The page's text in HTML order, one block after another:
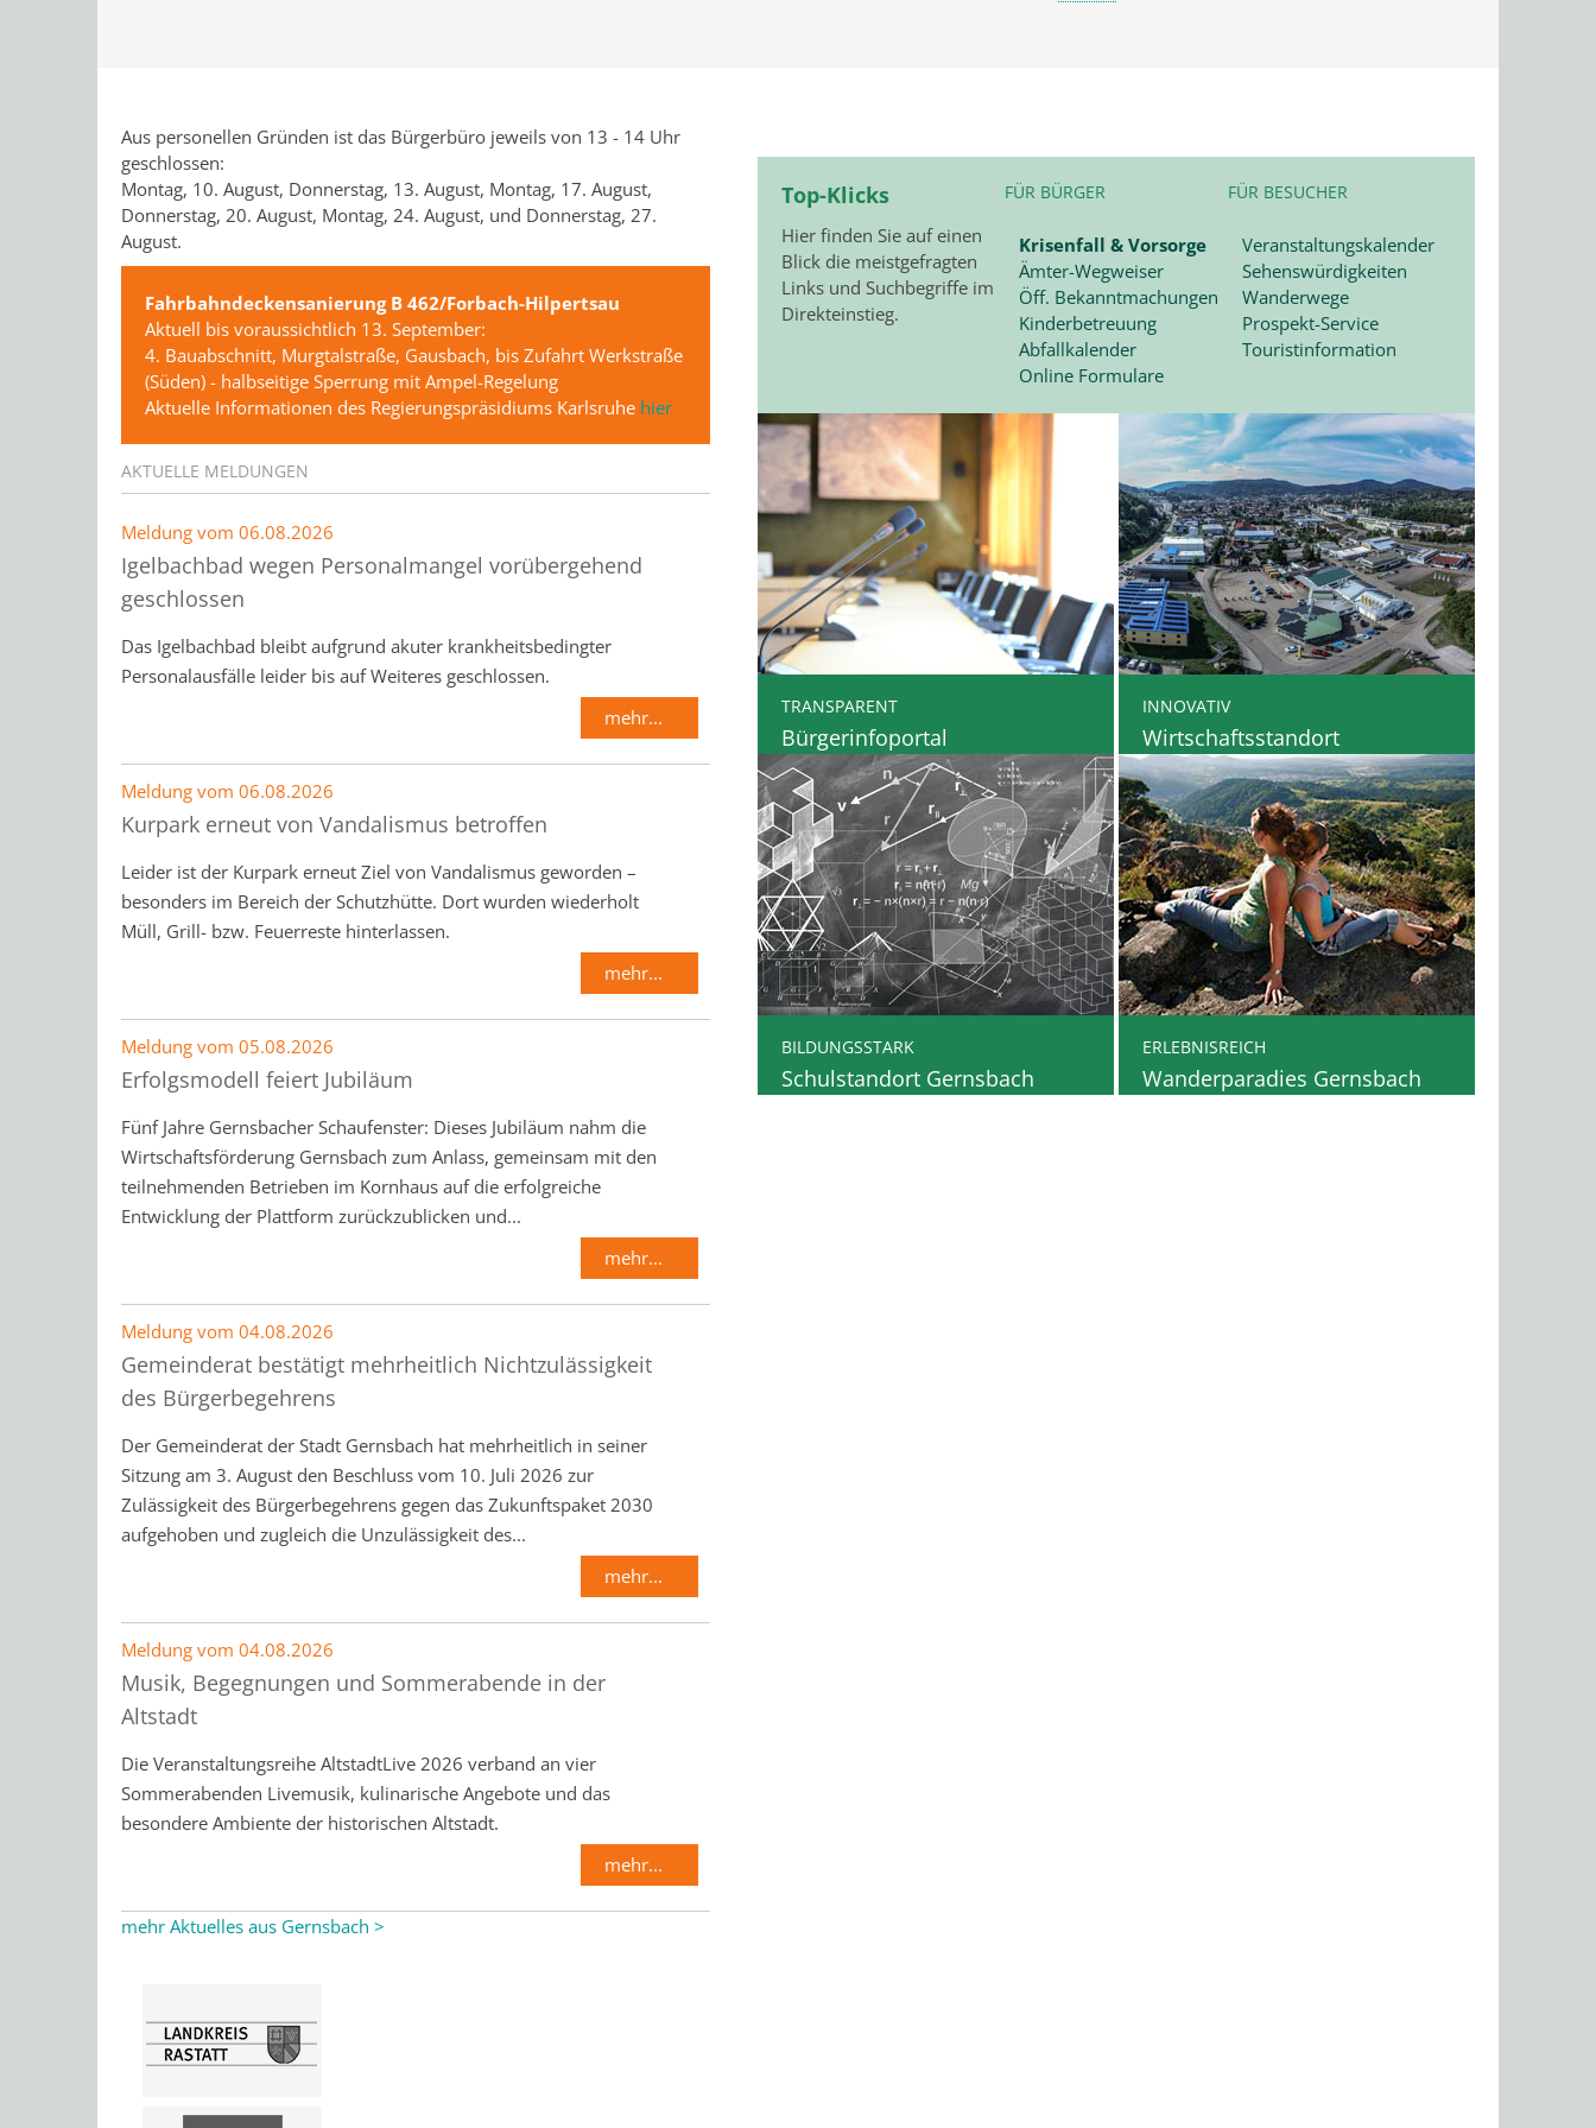
Quelle: Zweckverband Im Tal der Murg
Aus personellen Gründen ist das Bürgerbüro jeweils von 13 - 14 Uhr
geschlossen:
Montag, 10. August, Donnerstag, 13. August, Montag, 17. August,
Donnerstag, 20. August, Montag, 24. August, und Donnerstag, 27.
August.
Fahrbahndeckensanierung B 462/Forbach-Hilpertsau
Aktuell bis voraussichtlich 13. September:
4. Bauabschnitt, Murgtalstraße, Gausbach, bis Zufahrt Werkstraße
(Süden) - halbseitige Sperrung mit Ampel-Regelung
Aktuelle Informationen des Regierungspräsidiums Karlsruhe hier
AKTUELLE MELDUNGEN
Meldung vom 06.08.2026
Igelbachbad wegen Personalmangel vorübergehend
geschlossen
Das Igelbachbad bleibt aufgrund akuter krankheitsbedingter
Personalausfälle leider bis auf Weiteres geschlossen.
mehr...
Meldung vom 06.08.2026
Kurpark erneut von Vandalismus betroffen
Leider ist der Kurpark erneut Ziel von Vandalismus geworden –
besonders im Bereich der Schutzhütte. Dort wurden wiederholt
Müll, Grill- bzw. Feuerreste hinterlassen.
mehr...
Meldung vom 05.08.2026
Erfolgsmodell feiert Jubiläum
Fünf Jahre Gernsbacher Schaufenster: Dieses Jubiläum nahm die
Wirtschaftsförderung Gernsbach zum Anlass, gemeinsam mit den
teilnehmenden Betrieben im Kornhaus auf die erfolgreiche
Entwicklung der Plattform zurückzublicken und...
mehr...
Meldung vom 04.08.2026
Gemeinderat bestätigt mehrheitlich Nichtzulässigkeit
des Bürgerbegehrens
Der Gemeinderat der Stadt Gernsbach hat mehrheitlich in seiner
Sitzung am 3. August den Beschluss vom 10. Juli 2026 zur
Zulässigkeit des Bürgerbegehrens gegen das Zukunftspaket 2030
aufgehoben und zugleich die Unzulässigkeit des...
mehr...
Meldung vom 04.08.2026
Musik, Begegnungen und Sommerabende in der
Altstadt
Die Veranstaltungsreihe AltstadtLive 2026 verband an vier
Sommerabenden Livemusik, kulinarische Angebote und das
besondere Ambiente der historischen Altstadt.
mehr...
mehr Aktuelles aus Gernsbach >
Top-Klicks
Hier finden Sie auf einen
Blick die meistgefragten
Links und Suchbegriffe im
Direkteinstieg.
FÜR BÜRGER
Krisenfall & Vorsorge
Ämter-Wegweiser
Öff. Bekanntmachungen
Kinderbetreuung
Abfallkalender
Online Formulare
FÜR BESUCHER
Veranstaltungskalender
Sehenswürdigkeiten
Wanderwege
Prospekt-Service
Touristinformation
TRANSPARENT
Bürgerinfoportal
INNOVATIV
Wirtschaftsstandort
BILDUNGSSTARK
Schulstandort Gernsbach
ERLEBNISREICH
Wanderparadies Gernsbach